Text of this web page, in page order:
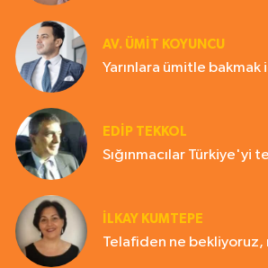
AV. ÜMIT KOYUNCU
Yarınlara ümitle bakmak
EDIP TEKKOL
Sığınmacılar Türkiye'yi
İLKAY KUMTEPE
Telafiden ne bekliyoruz,